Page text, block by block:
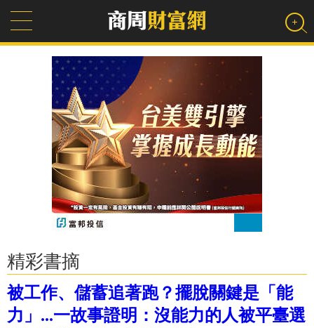
精彩書摘
被工作、儲蓄追著跑？擺脫關鍵是「能
力」...一故事證明：沒能力的人被平臺選